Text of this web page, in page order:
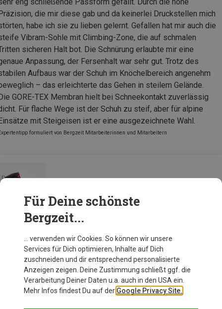
die mir diese gab und da keinerlei Druckstellen mich
habe ich sie zu lieben gelernt. Gefallen hat mir auch die
Vibram-Sohle mit Climbing-Zone, die auf schmalen
sicheren Halt bot. Die Schnürung erlaubte mir eine
Anpassung, der Fersenhalt war sehr gut. Trotz des
Aufbaus war der Schuh im Knöchelbereich angenehm
– das erleichterte das Gehen in steilem Gelände.
GORE-TEX Membran hielt bei Schneekontakt zuverlässig
Für flache Wege ist der Schuh zu steif, aber für alpine
mit Steigeisen ist er eine ausgezeichnete Wahl.
formuliert von Bergzeit Mitarbeiterinnen und Mitarbeitern
Zur Produktseite
Für Deine schönste
Bergzeit...
… verwenden wir Cookies. So können wir unsere
Services für Dich optimieren, Inhalte auf Dich
zuschneiden und dir entsprechend personalisierte
Anzeigen zeigen. Deine Zustimmung schließt ggf. die
Verarbeitung Deiner Daten u.a. auch in den USA ein.
Mehr Infos findest Du auf der Google Privacy Site.